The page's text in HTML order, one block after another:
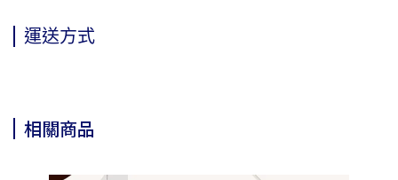
運送方式
相關商品